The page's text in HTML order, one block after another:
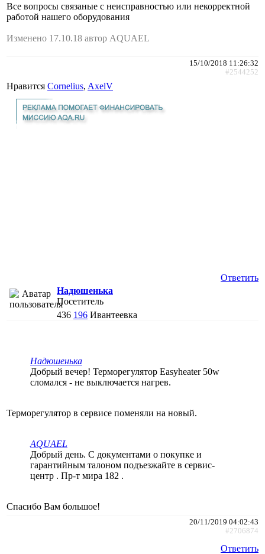
Все вопросы связаные с неисправностью или некорректной
работой нашего оборудования
Изменено 17.10.18 автор AQUAEL
15/10/2018 11:26:32
#2544252
Нравится Cornelius, AxelV
Ответить
Надюшенька
Посетитель
436 196 Ивантеевка
Надюшенька
Добрый вечер! Терморегулятор Easyheater 50w
сломался - не выключается нагрев.
Терморегулятор в сервисе поменяли на новый.
AQUAEL
Добрый день. С документами о покупке и
гарантийным талоном подъезжайте в сервис-
центр . Пр-т мира 182 .
Спасибо Вам большое!
20/11/2019 04:02:43
#2706874
Ответить